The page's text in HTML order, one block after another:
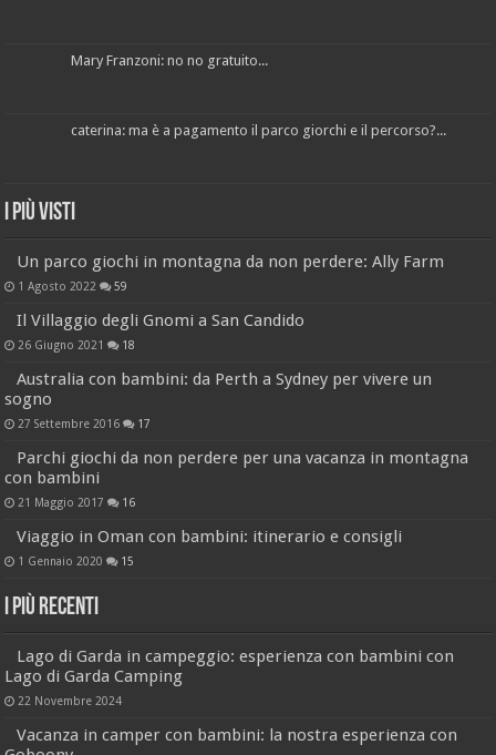
Mary Franzoni: no no gratuito...
caterina: ma è a pagamento il parco giorchi e il percorso?...
I più visti
Un parco giochi in montagna da non perdere: Ally Farm
1 Agosto 2022 59
Il Villaggio degli Gnomi a San Candido
26 Giugno 2021 18
Australia con bambini: da Perth a Sydney per vivere un
sogno
27 Settembre 2016 17
Parchi giochi da non perdere per una vacanza in montagna
con bambini
21 Maggio 2017 16
Viaggio in Oman con bambini: itinerario e consigli
1 Gennaio 2020 15
I più recenti
Lago di Garda in campeggio: esperienza con bambini con
Lago di Garda Camping
22 Novembre 2024
Vacanza in camper con bambini: la nostra esperienza con